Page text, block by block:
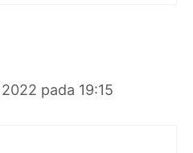
pada 19:15